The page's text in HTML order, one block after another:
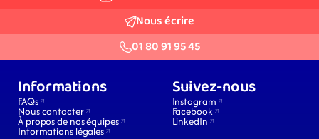
Nous écrire
01 80 91 95 45
Informations
FAQs
Nous contacter
À propos de nos équipes
Informations légales
Suivez-nous
Instagram
Facebook
LinkedIn